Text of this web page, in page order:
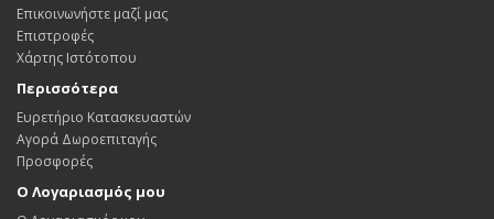
Επικοινωνήστε μαζί μας
Επιστροφές
Χάρτης Ιστότοπου
Περισσότερα
Ευρετήριο Κατασκευαστών
Αγορά Δωροεπιταγής
Προσφορές
Ο Λογαριασμός μου